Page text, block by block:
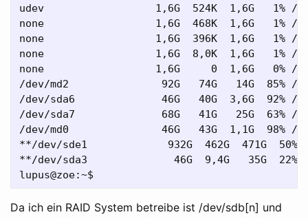
udev                  1,6G  524K  1,6G   1% /
none                  1,6G  468K  1,6G   1% /
none                  1,6G  396K  1,6G   1% /
none                  1,6G  8,0K  1,6G   1% /
none                  1,6G     0  1,6G   0%
/dev/md2               92G   74G   14G  85% /
/dev/sda6              46G   40G  3,6G  92% /
/dev/sda7              68G   41G   25G  63% /
/dev/md0               46G   43G  1,1G  98% /
**/dev/sde1             932G  462G  471G  50%
**/dev/sda3              46G  9,4G   35G  22%
Da ich ein RAID System betreibe ist /dev/sdb[n] und